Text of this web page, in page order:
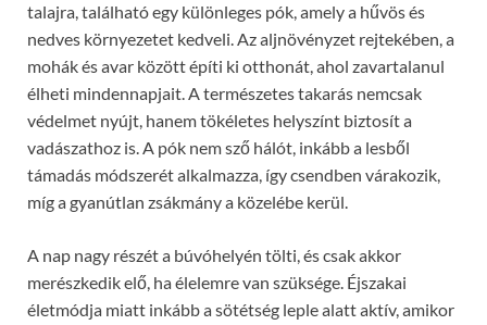
talajra, található egy különleges pók, amely a hűvös és
nedves környezetet kedveli. Az aljnövényzet rejtekében, a
mohák és avar között építi ki otthonát, ahol zavartalanul
élheti mindennapjait. A természetes takarás nemcsak
védelmet nyújt, hanem tökéletes helyszínt biztosít a
vadászathoz is. A pók nem sző hálót, inkább a lesből
támadás módszerét alkalmazza, így csendben várakozik,
míg a gyanútlan zsákmány a közelébe kerül.
A nap nagy részét a búvóhelyén tölti, és csak akkor
merészkedik elő, ha élelemre van szüksége. Éjszakai
életmódja miatt inkább a sötétség leple alatt aktív, amikor